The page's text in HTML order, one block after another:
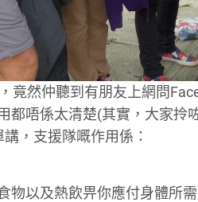
竟然仲聽到有朋友上網問
都唔係太清楚(其實，大家
，支援隊嘅作用係：
物以及熱飲畀你應付身體所